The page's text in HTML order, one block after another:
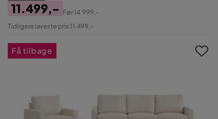
Pris
11.499,-
Original
Før14.999,-
Tidligere laveste pris 11.499,-
Få tilbage